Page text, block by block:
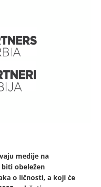
medije na
obeležen
o ličnosti, a koji će